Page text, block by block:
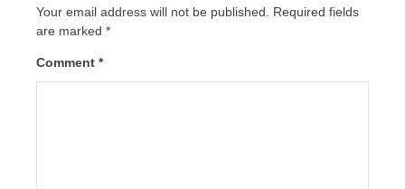
Your email address will not be published.
Required fields
are marked *
Comment *